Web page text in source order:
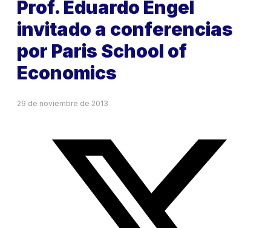
Prof. Eduardo Engel
invitado a conferencias
por Paris School of
Economics
29 de noviembre de 2013